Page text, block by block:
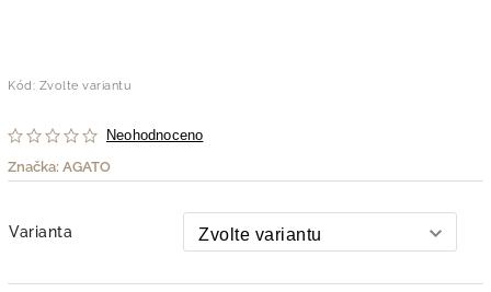
Kód: Zvolte variantu
Neohodnoceno
Značka: AGATO
Varianta